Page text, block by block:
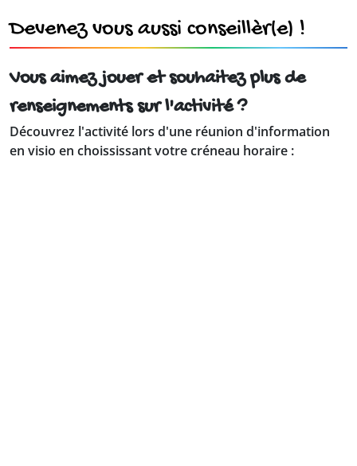
Devenez vous aussi conseillèr(e) !
Vous aimez jouer et souhaitez plus de
renseignements sur l'activité ?
Découvrez l'activité lors d'une réunion d'information
en visio en choississant votre créneau horaire :